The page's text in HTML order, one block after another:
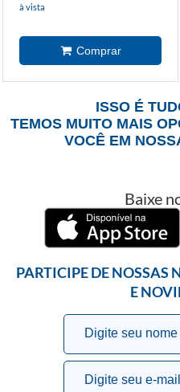
à vista
ISSO É
TEMOS MUITO MAIS
VOCÊ EM
Baixe
PARTICIPE DE NOSSAS
E